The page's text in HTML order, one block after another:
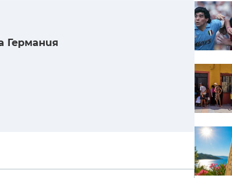
Германия